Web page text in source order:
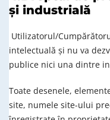
și industrială
Utilizatorul/
intelectuală și nu va
publice nici una dintre
Toate desenele,
site, numele site-ului